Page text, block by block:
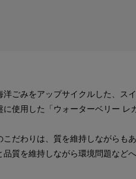
洋ごみをアップサイクルした、ス
に使用した「ウォーターベリー レ
こだわりは、質を維持しながらも
質を維持しながら環境問題など